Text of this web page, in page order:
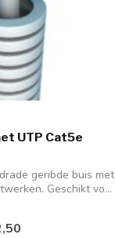
UTP Cat5e
geribde buis met
Geschikt vo...